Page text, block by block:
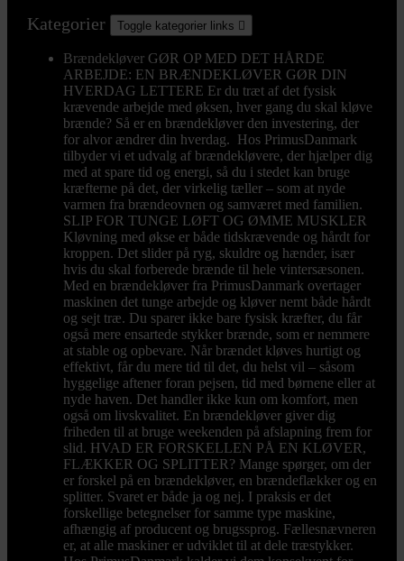
Kategorier Toggle kategorier links 
Brændekløver GØR OP MED DET HÅRDE
ARBEJDE: EN BRÆNDEKLØVER GØR DIN
HVERDAG LETTERE Er du træt af det fysisk
krævende arbejde med øksen, hver gang du skal kløve
brænde? Så er en brændekløver den investering, der
for alvor ændrer din hverdag. Hos PrimusDanmark
tilbyder vi et udvalg af brændekløvere, der hjælper dig
med at spare tid og energi, så du i stedet kan bruge
kræfterne på det, der virkelig tæller – som at nyde
varmen fra brændeovnen og samværet med familien.
SLIP FOR TUNGE LØFT OG ØMME MUSKLER
Kløvning med økse er både tidskrævende og hårdt for
kroppen. Det slider på ryg, skuldre og hænder, især
hvis du skal forberede brænde til hele vintersæsonen.
Med en brændekløver fra PrimusDanmark overtager
maskinen det tunge arbejde og kløver nemt både hårdt
og sejt træ. Du sparer ikke bare fysisk kræfter, du får
også mere ensartede stykker brænde, som er nemmere
at stable og opbevare. Når brændet kløves hurtigt og
effektivt, får du mere tid til det, du helst vil – såsom
hyggelige aftener foran pejsen, tid med børnene eller at
nyde haven. Det handler ikke kun om komfort, men
også om livskvalitet. En brændekløver giver dig
friheden til at bruge weekenden på afslapning frem for
slid. HVAD ER FORSKELLEN PÅ EN KLØVER,
FLÆKKER OG SPLITTER? Mange spørger, om der
er forskel på en brændekløver, en brændeflækker og en
splitter. Svaret er både ja og nej. I praksis er det
forskellige betegnelser for samme type maskine,
afhængig af producent og brugssprog. Fællesnævneren
er, at alle maskiner er udviklet til at dele træstykker.